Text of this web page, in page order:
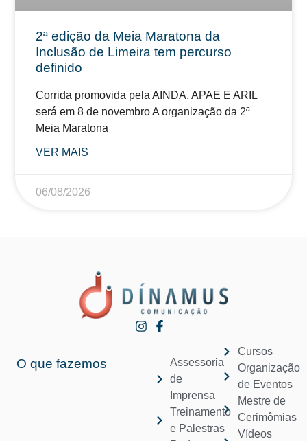
2ª edição da Meia Maratona da
Inclusão de Limeira tem percurso
definido
Corrida promovida pela AINDA, APAE E ARIL
será em 8 de novembro A organização da 2ª
Meia Maratona
VER MAIS
06/08/2026
O que fazemos
Assessoria
de
Imprensa
Treinamento
e Palestras
Cursos
Organização
de Eventos
Mestre de
Cerimômias
Vídeos